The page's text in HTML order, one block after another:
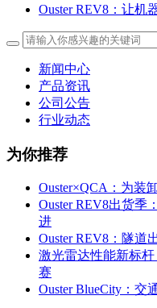
Ouster REV8：让机
新闻中心
产品资讯
公司公告
行业动态
为你推荐
Ouster×QCA：为装
Ouster REV8出货季
进
Ouster REV8：隧道
激光雷达性能新标
赛
Ouster BlueCity：交